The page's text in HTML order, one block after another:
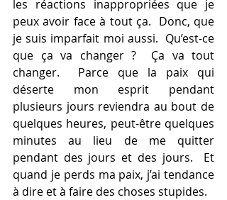
les réactions inappropriées que je
peux avoir face à tout ça.  Donc, que
je suis imparfait moi aussi.  Qu’est-ce
que ça va changer ?  Ça va tout
changer.  Parce que la paix qui
déserte mon esprit pendant
plusieurs jours reviendra au bout de
quelques heures, peut-être quelques
minutes au lieu de me quitter
pendant des jours et des jours.  Et
quand je perds ma paix, j’ai tendance
à dire et à faire des choses stupides.